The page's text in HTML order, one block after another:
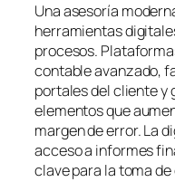
Una asesoría
herramientas
procesos.
contable avanzado,
portales del cliente y
elementos que
margen de error. La
acceso a informes
clave para la toma